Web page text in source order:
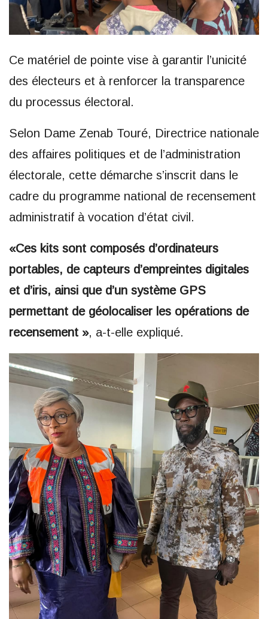
Ce matériel de pointe vise à garantir l’unicité
des électeurs et à renforcer la transparence
du processus électoral.
Selon Dame Zenab Touré, Directrice nationale
des affaires politiques et de l’administration
électorale, cette démarche s’inscrit dans le
cadre du programme national de recensement
administratif à vocation d’état civil.
«Ces kits sont composés d’ordinateurs
portables, de capteurs d’empreintes digitales
et d’iris, ainsi que d’un système GPS
permettant de géolocaliser les opérations de
recensement », a-t-elle expliqué.